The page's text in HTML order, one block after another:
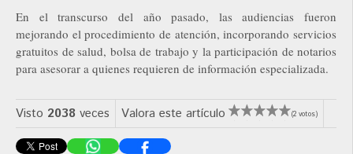
En el transcurso del año pasado, las audiencias fueron
mejorando el procedimiento de atención, incorporando servicios
gratuitos de salud, bolsa de trabajo y la participación de notarios
para asesorar a quienes requieren de información especializada.
Visto 2038 veces Valora este artículo (2 votos)